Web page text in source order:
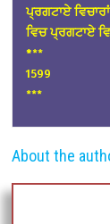
ਪ੍ਰਗਟਾਏ
ਵਿਚ ਪ੍ਰਗਟਾਏ
***
1599
***
About the